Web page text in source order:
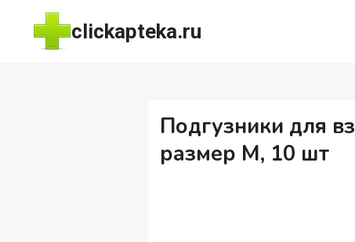
Перейти
содержимому
clickapteka.ru
Подгузники для
размер M, 10 шт